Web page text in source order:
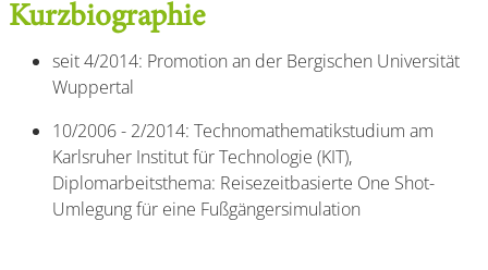
Kurzbiographie
seit 4/2014: Promotion an der Bergischen Universität
Wuppertal
10/2006 - 2/2014: Technomathematikstudium am
Karlsruher Institut für Technologie (KIT),
Diplomarbeitsthema: Reisezeitbasierte One Shot-
Umlegung für eine Fußgängersimulation